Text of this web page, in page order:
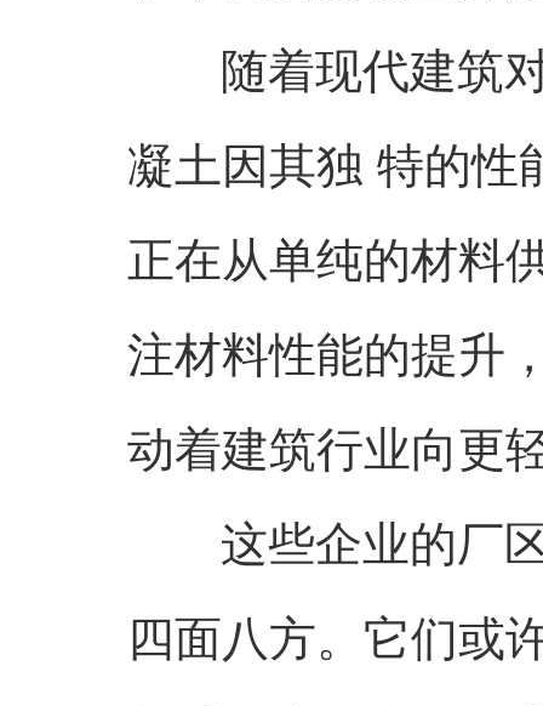
随着现代建筑
凝土因其独 特的性
正在从单纯的材料
注材料性能的提升
动着建筑行业向更
这些企业的厂
四面八方。它们或